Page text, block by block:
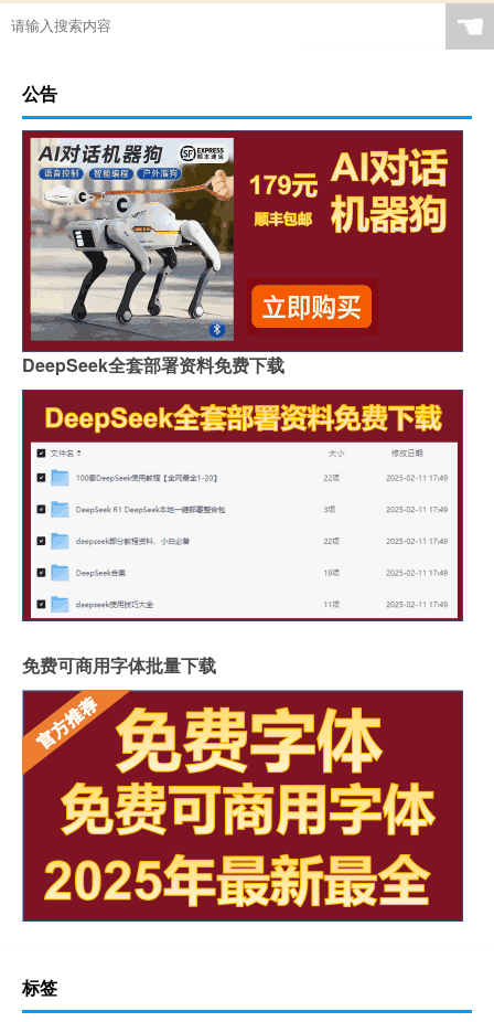
☚
公告
DeepSeek全套部署资料免费下载
免费可商用字体批量下载
标签